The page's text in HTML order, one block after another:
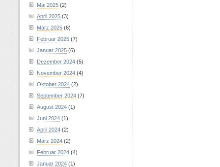
Mai 2025 (2)
April 2025 (3)
März 2025 (6)
Februar 2025 (7)
Januar 2025 (6)
Dezember 2024 (5)
November 2024 (4)
Oktober 2024 (2)
September 2024 (7)
August 2024 (1)
Juni 2024 (1)
April 2024 (2)
März 2024 (2)
Februar 2024 (4)
Januar 2024 (1)